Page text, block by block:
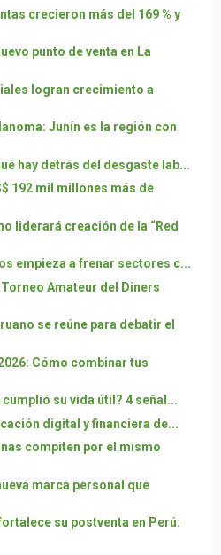
crecieron más del 169 % y
punto de venta en La
logran crecimiento a
Junín es la región con
hay detrás del desgaste lab...
192 mil millones más de
liderará creación de la “Red
empieza a frenar sectores c...
Amateur del Diners
se reúne para debatir el
Cómo combinar tus
su vida útil? 4 señal...
digital y financiera de...
compiten por el mismo
marca personal que
fortalece su postventa en Perú: